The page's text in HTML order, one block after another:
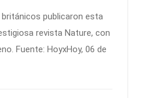
publicaron esta
revista Nature, con
Fuente: HoyxHoy, 06 de